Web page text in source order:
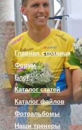
Главная страница
Форум
Блог
Каталог статей
Каталог файлов
Фотоальбомы
Наши тренеры